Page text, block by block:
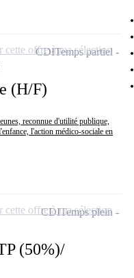
(H/F)
reconnue d'utilité publique,
l'action médico-sociale en
CDITemps partiel
cette offre à ma sélection
(50%)/
CDITemps plein
cette offre à ma sélection